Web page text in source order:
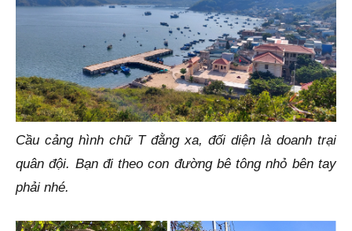
Cầu cảng hình chữ T đằng xa, đối diện là doanh trại
quân đội. Bạn đi theo con đường bê tông nhỏ bên tay
phải nhé.